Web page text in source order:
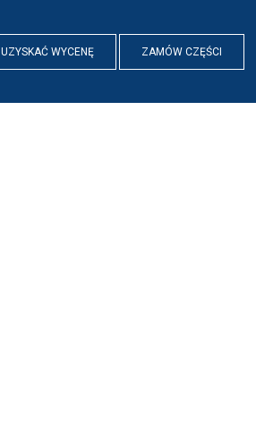
UZYSKAĆ WYCENĘ ZAMÓW CZĘŚCI